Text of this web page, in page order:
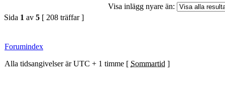
Visa inlägg nyare än:
Sida 1 av 5 [ 208 träffar ]
Forumindex
Alla tidsangivelser är UTC + 1 timme [ Sommartid ]